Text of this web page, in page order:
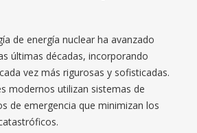
de energía nuclear ha avanzado
últimas décadas, incorporando
vez más rigurosas y sofisticadas.
modernos utilizan sistemas de
de emergencia que minimizan los